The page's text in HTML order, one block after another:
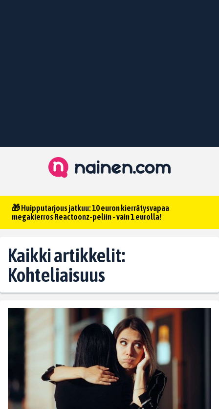
🎁 Huipputarjous jatkuu: 10 euron kierrätysvapaa
megakierros Reactoonz-peliin - vain 1 eurolla!
Kaikki artikkelit:
Kohteliaisuus